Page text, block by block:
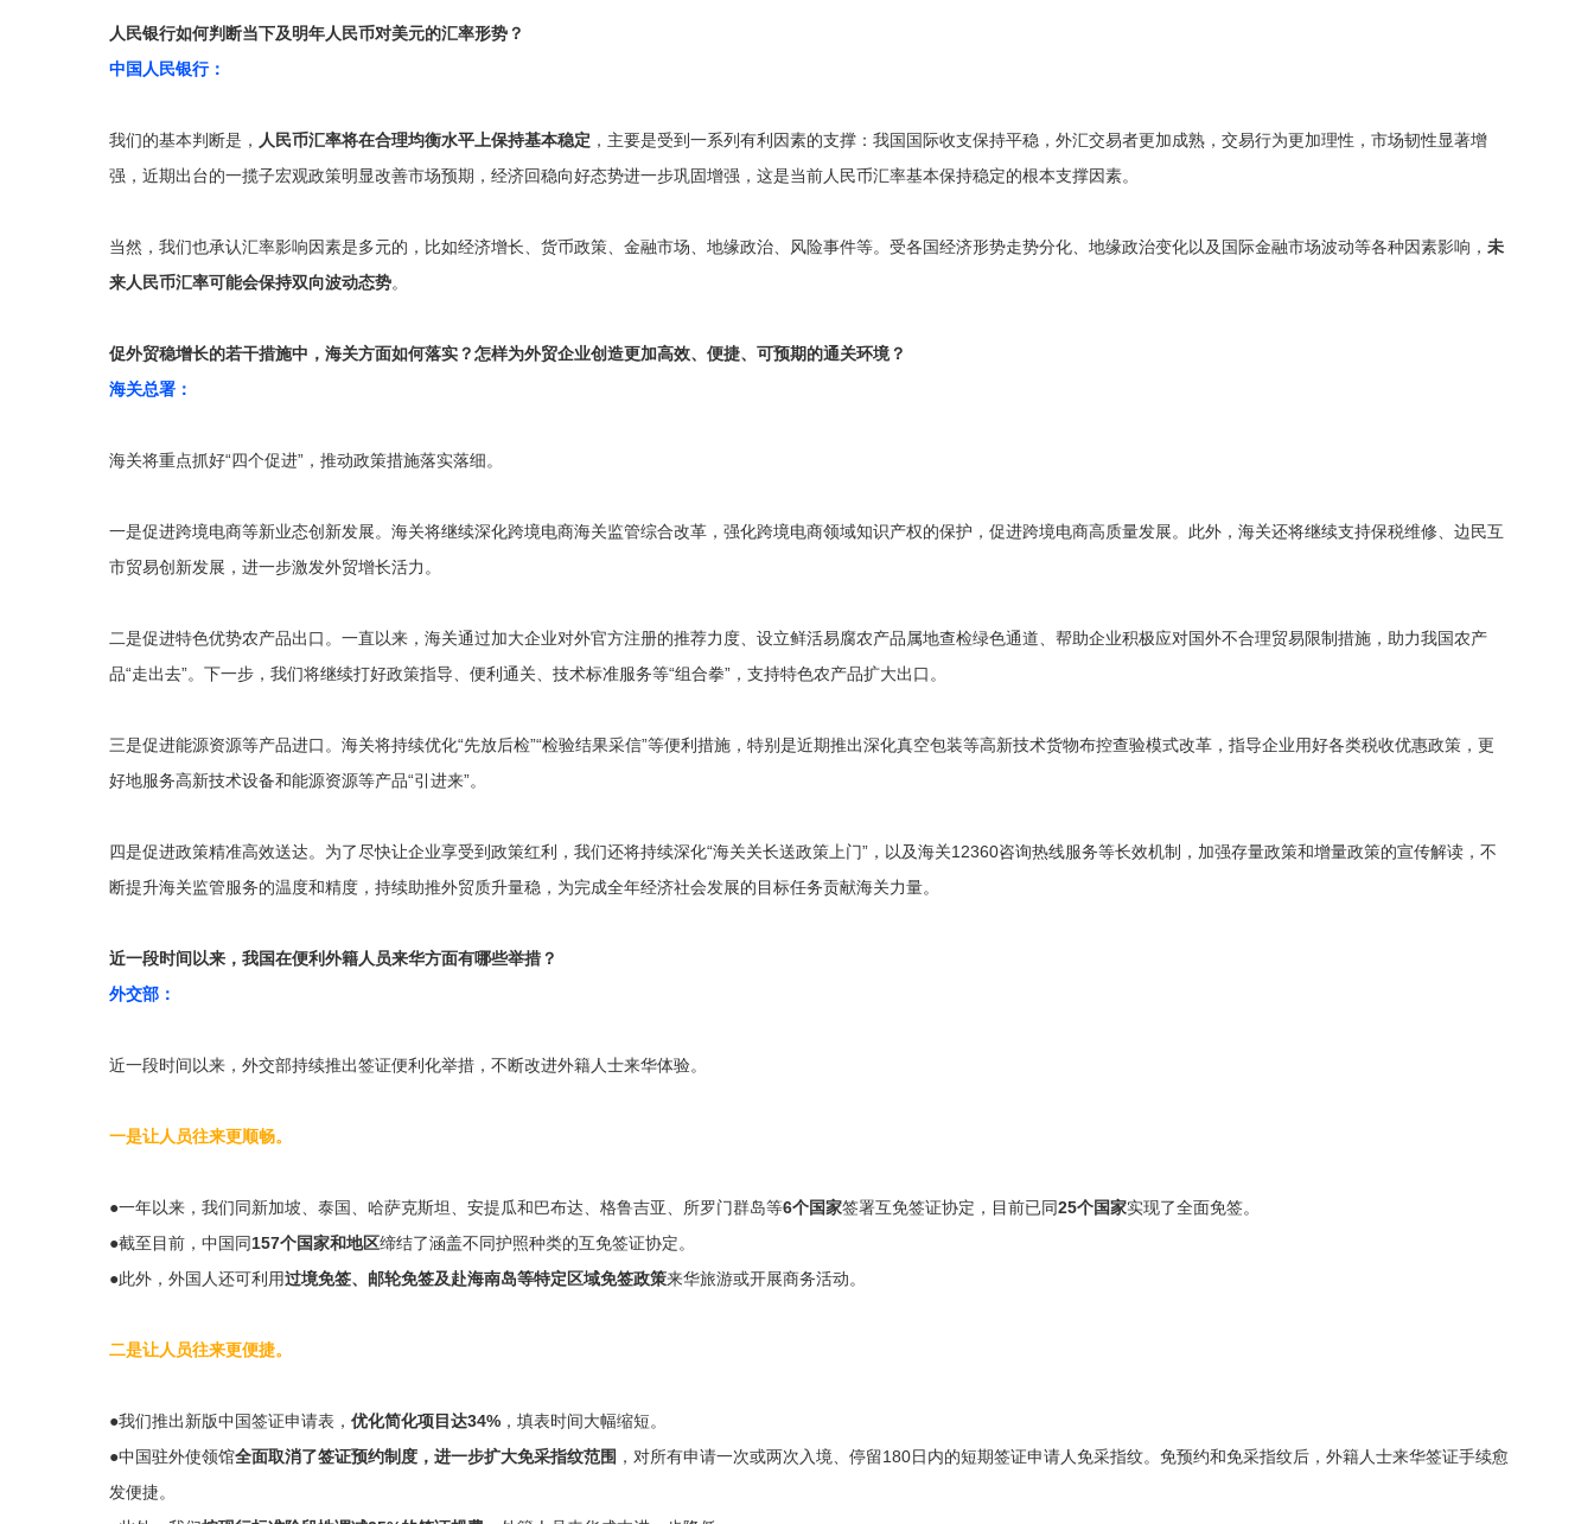
人民银行如何判断当下及明年人民币对美元的汇率形势？
中国人民银行：
我们的基本判断是， 人民币汇率将在合理均衡水平上保持基本稳定 ，主要是受到一系列有利因素的支撑：我国国际收支保持平稳，外汇交易者更加成熟，交易行为更加理性，市场韧性显著增
强，近期出台的一揽子宏观政策明显改善市场预期，经济回稳向好态势进一步巩固增强，这是当前人民币汇率基本保持稳定的根本支撑因素。
当然，我们也承认汇率影响因素是多元的，比如经济增长、货币政策、金融市场、地缘政治、风险事件等。受各国经济形势走势分化、地缘政治变化以及国际金融市场波动等各种因素影响， 未
来人民币汇率可能会保持双向波动态势。
促外贸稳增长的若干措施中，海关方面如何落实？怎样为外贸企业创造更加高效、便捷、可预期的通关环境？
海关总署：
海关将重点抓好“四个促进”，推动政策措施落实落细。
一是促进跨境电商等新业态创新发展。海关将继续深化跨境电商海关监管综合改革，强化跨境电商领域知识产权的保护，促进跨境电商高质量发展。此外，海关还将继续支持保税维修、边民互
市贸易创新发展，进一步激发外贸增长活力。
二是促进特色优势农产品出口。一直以来，海关通过加大企业对外官方注册的推荐力度、设立鲜活易腐农产品属地查检绿色通道、帮助企业积极应对国外不合理贸易限制措施，助力我国农产
品“走出去”。下一步，我们将继续打好政策指导、便利通关、技术标准服务等“组合拳”，支持特色农产品扩大出口。
三是促进能源资源等产品进口。海关将持续优化“先放后检”“检验结果采信”等便利措施，特别是近期推出深化真空包装等高新技术货物布控查验模式改革，指导企业用好各类税收优惠政策，更
好地服务高新技术设备和能源资源等产品“引进来”。
四是促进政策精准高效送达。为了尽快让企业享受到政策红利，我们还将持续深化“海关关长送政策上门”，以及海关12360咨询热线服务等长效机制，加强存量政策和增量政策的宣传解读，不
断提升海关监管服务的温度和精度，持续助推外贸质升量稳，为完成全年经济社会发展的目标任务贡献海关力量。
近一段时间以来，我国在便利外籍人员来华方面有哪些举措？
外交部：
近一段时间以来，外交部持续推出签证便利化举措，不断改进外籍人士来华体验。
一是让人员往来更顺畅。
●一年以来，我们同新加坡、泰国、哈萨克斯坦、安提瓜和巴布达、格鲁吉亚、所罗门群岛等6个国家签署互免签证协定，目前已同25个国家实现了全面免签。
●截至目前，中国同157个国家和地区缔结了涵盖不同护照种类的互免签证协定。
●此外，外国人还可利用过境免签、邮轮免签及赴海南岛等特定区域免签政策来华旅游或开展商务活动。
二是让人员往来更便捷。
●我们推出新版中国签证申请表， 优化简化项目达34% ，填表时间大幅缩短。
●中国驻外使领馆全面取消了签证预约制度，进一步扩大免采指纹范围 ，对所有申请一次或两次入境、停留180日内的短期签证申请人免采指纹。免预约和免采指纹后，外籍人士来华签证手续愈
发便捷。